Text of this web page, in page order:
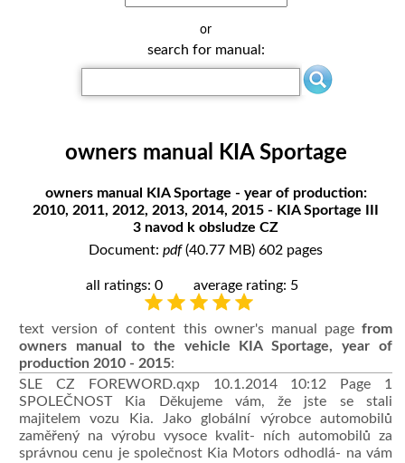
or
search for manual:
owners manual KIA Sportage
owners manual KIA Sportage - year of production:
2010, 2011, 2012, 2013, 2014, 2015 - KIA Sportage III
3 navod k obsludze CZ
Document:pdf(40.77 MB) 602 pages
all ratings: 0 average rating: 5
text version of content this owner's manual page from
owners manual to the vehicle KIA Sportage, year of
production 2010 - 2015:
SLE CZ FOREWORD.qxp 10.1.2014 10:12 Page 1
SPOLEČNOST Kia Děkujeme vám, že jste se stali
majitelem vozu Kia. Jako globální výrobce automobilů
zaměřený na výrobu vysoce kvalit- ních automobilů za
správnou cenu je společnost Kia Motors odhodlá- na vám